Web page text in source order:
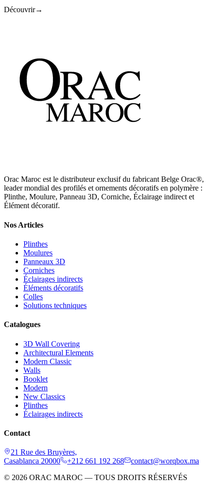
Découvrir→
Orac Maroc est le distributeur exclusif du fabricant Belge Orac®,
leader mondial des profilés et ornements décoratifs en polymère :
Plinthe, Moulure, Panneau 3D, Corniche, Éclairage indirect et
Élément décoratif.
Nos Articles
Plinthes
Moulures
Panneaux 3D
Corniches
Éclairages indirects
Éléments décoratifs
Colles
Solutions techniques
Catalogues
3D Wall Covering
Architectural Elements
Modern Classic
Walls
Booklet
Modern
New Classics
Plinthes
Éclairages indirects
Contact
21 Rue des Bruyères,
Casablanca 20000
+212 661 192 268
contact@worqbox.ma
© 2026 ORAC MAROC — TOUS DROITS RÉSERVÉS